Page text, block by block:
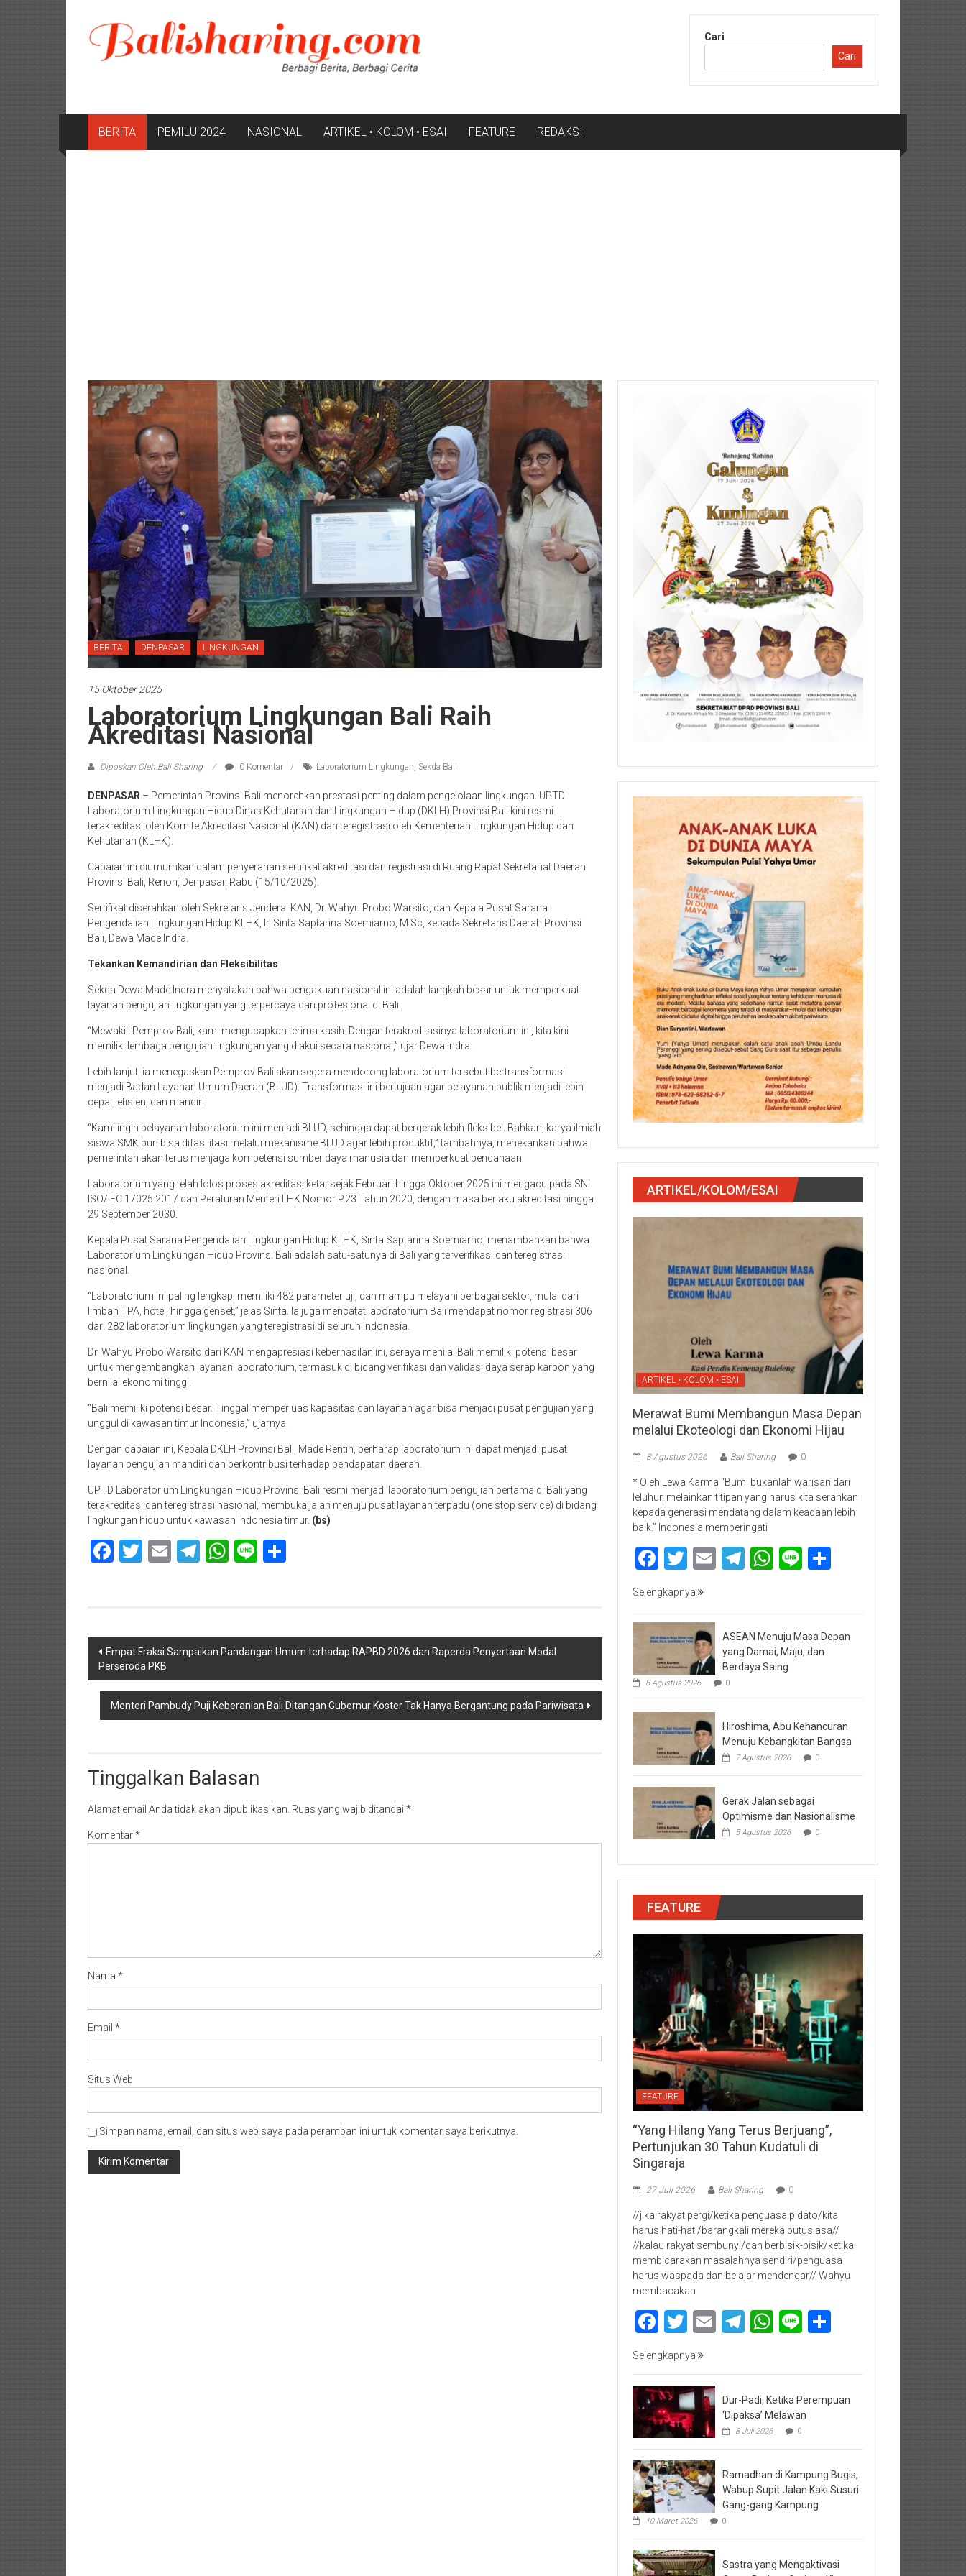
konten
Cari
Cari
BERITA PEMILU 2024 NASIONAL ARTIKEL • KOLOM • ESAI FEATURE REDAKSI
BERITA DENPASAR LINGKUNGAN
15 Oktober 2025
Laboratorium Lingkungan Bali Raih
Akreditasi Nasional
Diposkan Oleh:Bali Sharing 0 Komentar Laboratorium Lingkungan, Sekda Bali
DENPASAR – Pemerintah Provinsi Bali menorehkan prestasi penting dalam pengelolaan lingkungan. UPTD
Laboratorium Lingkungan Hidup Dinas Kehutanan dan Lingkungan Hidup (DKLH) Provinsi Bali kini resmi
terakreditasi oleh Komite Akreditasi Nasional (KAN) dan teregistrasi oleh Kementerian Lingkungan Hidup dan
Kehutanan (KLHK).
Capaian ini diumumkan dalam penyerahan sertifikat akreditasi dan registrasi di Ruang Rapat Sekretariat Daerah
Provinsi Bali, Renon, Denpasar, Rabu (15/10/2025).
Sertifikat diserahkan oleh Sekretaris Jenderal KAN, Dr. Wahyu Probo Warsito, dan Kepala Pusat Sarana
Pengendalian Lingkungan Hidup KLHK, Ir. Sinta Saptarina Soemiarno, M.Sc, kepada Sekretaris Daerah Provinsi
Bali, Dewa Made Indra.
Tekankan Kemandirian dan Fleksibilitas
Sekda Dewa Made Indra menyatakan bahwa pengakuan nasional ini adalah langkah besar untuk memperkuat
layanan pengujian lingkungan yang terpercaya dan profesional di Bali.
“Mewakili Pemprov Bali, kami mengucapkan terima kasih. Dengan terakreditasinya laboratorium ini, kita kini
memiliki lembaga pengujian lingkungan yang diakui secara nasional,” ujar Dewa Indra.
Lebih lanjut, ia menegaskan Pemprov Bali akan segera mendorong laboratorium tersebut bertransformasi
menjadi Badan Layanan Umum Daerah (BLUD). Transformasi ini bertujuan agar pelayanan publik menjadi lebih
cepat, efisien, dan mandiri.
“Kami ingin pelayanan laboratorium ini menjadi BLUD, sehingga dapat bergerak lebih fleksibel. Bahkan, karya ilmiah
siswa SMK pun bisa difasilitasi melalui mekanisme BLUD agar lebih produktif,” tambahnya, menekankan bahwa
pemerintah akan terus menjaga kompetensi sumber daya manusia dan memperkuat pendanaan.
Laboratorium yang telah lolos proses akreditasi ketat sejak Februari hingga Oktober 2025 ini mengacu pada SNI
ISO/IEC 17025:2017 dan Peraturan Menteri LHK Nomor P.23 Tahun 2020, dengan masa berlaku akreditasi hingga
29 September 2030.
Kepala Pusat Sarana Pengendalian Lingkungan Hidup KLHK, Sinta Saptarina Soemiarno, menambahkan bahwa
Laboratorium Lingkungan Hidup Provinsi Bali adalah satu-satunya di Bali yang terverifikasi dan teregistrasi
nasional.
“Laboratorium ini paling lengkap, memiliki 482 parameter uji, dan mampu melayani berbagai sektor, mulai dari
limbah TPA, hotel, hingga genset,” jelas Sinta. Ia juga mencatat laboratorium Bali mendapat nomor registrasi 306
dari 282 laboratorium lingkungan yang teregistrasi di seluruh Indonesia.
Dr. Wahyu Probo Warsito dari KAN mengapresiasi keberhasilan ini, seraya menilai Bali memiliki potensi besar
untuk mengembangkan layanan laboratorium, termasuk di bidang verifikasi dan validasi daya serap karbon yang
bernilai ekonomi tinggi.
“Bali memiliki potensi besar. Tinggal memperluas kapasitas dan layanan agar bisa menjadi pusat pengujian yang
unggul di kawasan timur Indonesia,” ujarnya.
Dengan capaian ini, Kepala DKLH Provinsi Bali, Made Rentin, berharap laboratorium ini dapat menjadi pusat
layanan pengujian mandiri dan berkontribusi terhadap pendapatan daerah.
UPTD Laboratorium Lingkungan Hidup Provinsi Bali resmi menjadi laboratorium pengujian pertama di Bali yang
terakreditasi dan teregistrasi nasional, membuka jalan menuju pusat layanan terpadu (one stop service) di bidang
lingkungan hidup untuk kawasan Indonesia timur. (bs)
Facebook
Twitter
EmailTelegram
WhatsApp
Line
Navigasi
pos
Empat Fraksi Sampaikan Pandangan Umum terhadap RAPBD 2026 dan Raperda Penyertaan Modal
Perseroda PKB
Menteri Pambudy Puji Keberanian Bali Ditangan Gubernur Koster Tak Hanya Bergantung pada Pariwisata
Tinggalkan Balasan
Alamat email Anda tidak akan dipublikasikan. Ruas yang wajib ditandai *
Komentar*
Nama *
Email *
Situs Web
Simpan nama, email, dan situs web saya pada peramban ini untuk komentar saya berikutnya.
ARTIKEL/KOLOM/ESAI
ARTIKEL • KOLOM • ESAI
Merawat Bumi Membangun Masa Depan
melalui Ekoteologi dan Ekonomi Hijau
8 Agustus 2026 Bali Sharing 0
* Oleh Lewa Karma “Bumi bukanlah warisan dari
leluhur, melainkan titipan yang harus kita serahkan
kepada generasi mendatang dalam keadaan lebih
baik.” Indonesia memperingati
Facebook
Twitter
EmailTelegram
WhatsApp
Line
Selengkapnya
ASEAN Menuju Masa Depan
yang Damai, Maju, dan
Berdaya Saing
8 Agustus 2026 0
Hiroshima, Abu Kehancuran
Menuju Kebangkitan Bangsa
7 Agustus 2026 0
Gerak Jalan sebagai
Optimisme dan Nasionalisme
5 Agustus 2026 0
FEATURE
FEATURE
“Yang Hilang Yang Terus Berjuang”,
Pertunjukan 30 Tahun Kudatuli di
Singaraja
27 Juli 2026 Bali Sharing 0
//jika rakyat pergi/ketika penguasa pidato/kita
harus hati-hati/barangkali mereka putus asa//
//kalau rakyat sembunyi/dan berbisik-bisik/ketika
membicarakan masalahnya sendiri/penguasa
harus waspada dan belajar mendengar// Wahyu
membacakan
Facebook
Twitter
EmailTelegram
WhatsApp
Line
Selengkapnya
Dur-Padi, Ketika Perempuan
‘Dipaksa’ Melawan
8 Juli 2026 0
Ramadhan di Kampung Bugis,
Wabup Supit Jalan Kaki Susuri
Gang-gang Kampung
10 Maret 2026 0
Sastra yang Mengaktivasi